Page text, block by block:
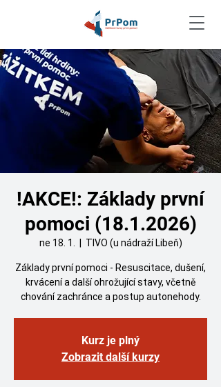
!AKCE!: Základy první
pomoci (18.1.2026)
ne 18. 1. TIVO (u nádraží Libeň)
Základy první pomoci - Resuscitace, dušení,
krvácení a další ohrožující stavy, včetně
chování zachránce a postup autonehody.
Kurz je plný
Zobrazit další kurzy